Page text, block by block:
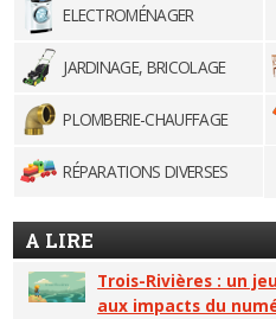
ELECTROMÉNAGER
JARDINAGE, BRICOLAGE
PLOMBERIE-CHAUFFAGE
RÉPARATIONS DIVERSES
A LIRE
Trois-Rivières : un
aux impacts du